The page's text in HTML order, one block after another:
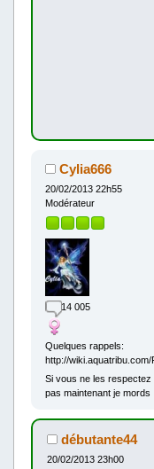
Cylia666
20/02/2013 22h55
Modérateur
14 005
Quelques rappels:
http://
Si vous ne les respectez
pas maintenant je mords !
débutante44
20/02/2013 23h00